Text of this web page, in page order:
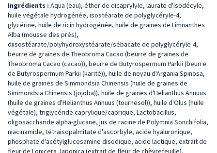
Ingrédients : Aqua (eau), éther de dicaprylyle, laurate d'isodécyle,
huile végétale hydrogénée, isostéarate de polyglycéryle-4,
glycérine, huile de ricin hydrogénée, huile de graines de Limnanthes
Alba (mousse des prés),
diisostéarate/polyhydroxystéarate/sébacate de polyglycéryle-4,
beurre de graines de Theobroma Cacao (beurre de graines de
Theobroma Cacao (cacao)), beurre de Butyrospermum Parkii (beurre
de Butyrospermum Parkii (karité)), huile de noyau d'Argania Spinosa,
huile de graines de Simmondsia Chinensis (huile de graines de
Simmondsia Chinensis (jojoba)), huile de graines d'Helianthus Annuus
(huile de graines d'Helianthus Annuus (tournesol)), huile d'Olus (huile
végétale), triglycéride caprylique/caprique, Lactobacillus,
oligosaccharide alpha-glucane, jus de racine de Polymnia Sonchifolia,
niacinamide, tétraisopalmitate d'ascorbyle, acide hyaluronique,
phosphate d'acétylglucosamine disodique, acide lactique, extrait de
fleur de Lonicera Japonica (extrait de fleur de chèvrefeuille),